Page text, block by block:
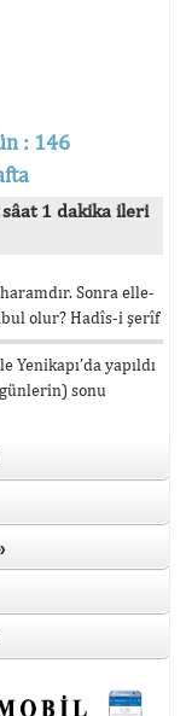
: 146
sâat 1 dakika ileri
Sonra elle-
olur? Hadîs-i şerîf
yapıldı
sonu